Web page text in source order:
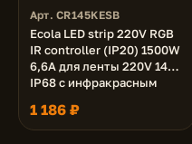
Арт. CR145KESB
Ecola LED strip 220V RGB
IR controller (IP20) 1500W
6,6A для ленты 220V 14x7
IP68 с инфракрасным
1 186 ₽